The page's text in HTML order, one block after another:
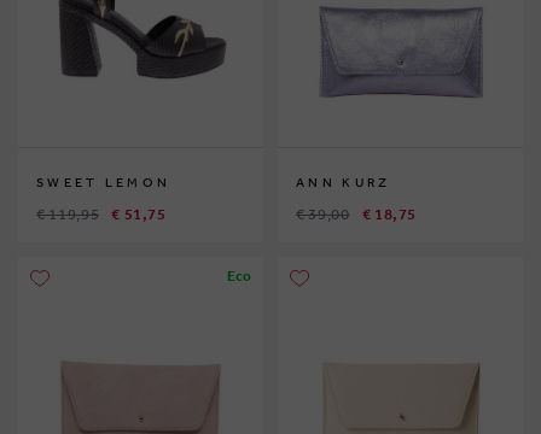
SWEET LEMON
€ 119,95 € 51,75
ANN KURZ
€ 39,00 € 18,75
Eco